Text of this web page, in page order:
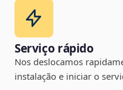
Serviço rápido
Nos deslocamos
instalação e iniciar o